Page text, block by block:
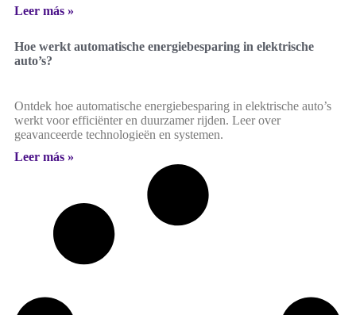
Leer más »
Hoe werkt automatische energiebesparing in elektrische
auto’s?
Ontdek hoe automatische energiebesparing in elektrische auto’s
werkt voor efficiënter en duurzamer rijden. Leer over
geavanceerde technologieën en systemen.
Leer más »